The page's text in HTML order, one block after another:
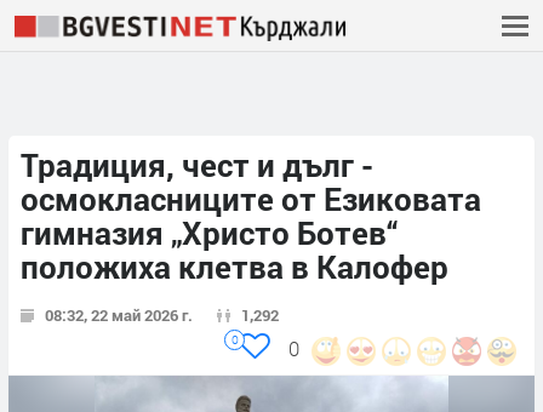
Традиция, чест и дълг -
осмокласниците от Езиковата
гимназия „Христо Ботев“
положиха клетва в Калофер
08:32, 22 май 2026 г. 1,292
0
0